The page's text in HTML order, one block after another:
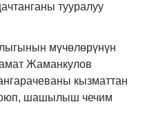
тууралуу
мүчөлөрүнүн
Жаманкулов
кызматтан
шашылыш чечим